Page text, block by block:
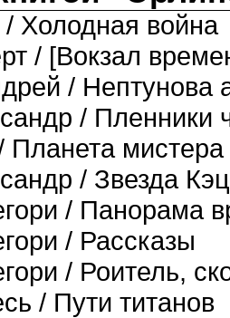
Холодная война
/ [Вокзал
/ Нептунова
/ Пленники
Планета
/ Звезда Кэц
/ Панорама
/ Рассказы
/ Роитель,
/ Пути титанов